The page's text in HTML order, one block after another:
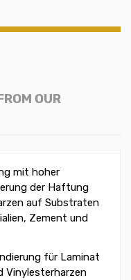
OUR
mit hoher
der Haftung
auf Substraten
Zement und
für Laminat
Vinylesterharzen